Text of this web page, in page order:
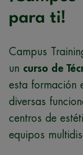
para ti!
Campus
un curso de
esta formación
diversas
centros de
equipos